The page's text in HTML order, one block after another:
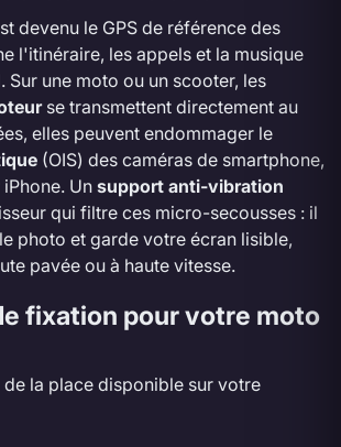
devenu le GPS de référence des
l'itinéraire, les appels et la musique
une moto ou un scooter, les
se transmettent directement au
elles peuvent endommager le
(OIS) des caméras de smartphone,
Un support anti-vibration
qui filtre ces micro-secousses : il
photo et garde votre écran lisible,
pavée ou à haute vitesse.
fixation pour votre moto
la place disponible sur votre